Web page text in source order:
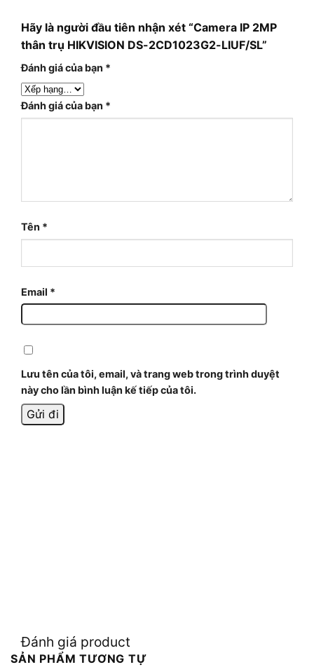
Hãy là người đầu tiên nhận xét “Camera IP 2MP
thân trụ HIKVISION DS-2CD1023G2-LIUF/SL”
Đánh giá của bạn *
Đánh giá của bạn *
Tên *
Email *
Lưu tên của tôi, email, và trang web trong trình duyệt
này cho lần bình luận kế tiếp của tôi.
Đánh giá product
SẢN PHẨM TƯƠNG TỰ